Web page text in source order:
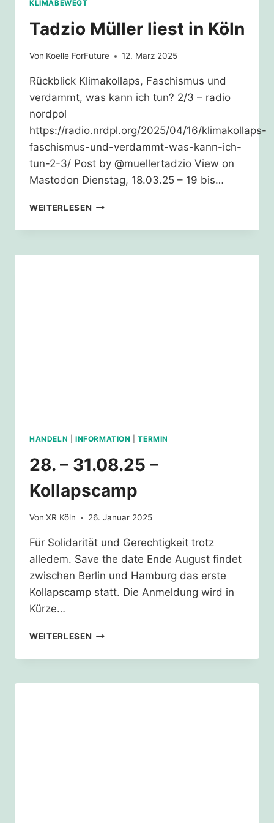
KLIMABEWEGT
Tadzio Müller liest in Köln
Von Koelle ForFuture 12. März 2025
Rückblick Klimakollaps, Faschismus und
verdammt, was kann ich tun? 2/3 – radio
nordpol
https://radio.nrdpl.org/2025/04/16/klimakollaps-
faschismus-und-verdammt-was-kann-ich-
tun-2-3/ Post by @muellertadzio View on
Mastodon Dienstag, 18.03.25 – 19 bis…
WEITERLESEN TADZIO
LIEST
KÖLN
HANDELN INFORMATION |TERMIN
28. – 31.08.25 –
Kollapscamp
Von XR Köln 26. Januar 2025
Für Solidarität und Gerechtigkeit trotz
alledem. Save the date Ende August findet
zwischen Berlin und Hamburg das erste
Kollapscamp statt. Die Anmeldung wird in
Kürze…
WEITERLESEN 28.
31.08.25
KOLLAPSCAMP